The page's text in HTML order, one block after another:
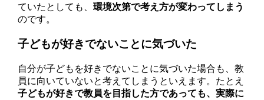
ていたとしても、環境次第で考え方が変わってしまう
のです。
子どもが好きでないことに気づいた
自分が子どもを好きでないことに気づいた場合も、教
員に向いていないと考えてしまうといえます。たとえ
子どもが好きで教員を目指した方であっても、実際に